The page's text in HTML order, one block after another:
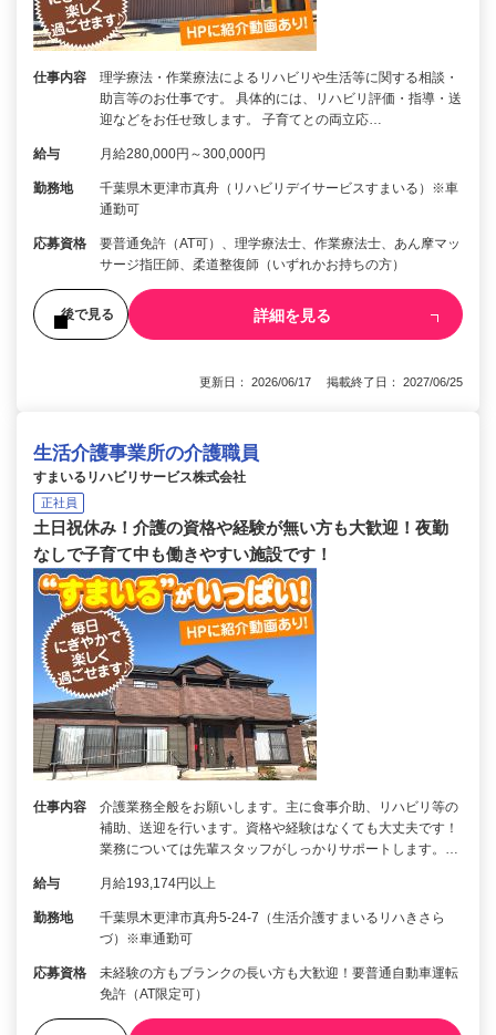
仕事内容
理学療法・作業療法によるリハビリや生活等に関する相談・
助言等のお仕事です。 具体的には、リハビリ評価・指導・送
迎などをお任せ致します。 子育てとの両立応…
給与 月給280,000円～300,000円
勤務地
千葉県木更津市真舟（リハビリデイサービスすまいる）※車
通勤可
応募資格
要普通免許（AT可）、理学療法士、作業療法士、あん摩マッ
サージ指圧師、柔道整復師（いずれかお持ちの方）
後で見る 詳細を見る
更新日： 2026/06/17 掲載終了日： 2027/06/25
生活介護事業所の介護職員
すまいるリハビリサービス株式会社
正社員
土日祝休み！介護の資格や経験が無い方も大歓迎！夜勤
なしで子育て中も働きやすい施設です！
仕事内容
介護業務全般をお願いします。主に食事介助、リハビリ等の
補助、送迎を行います。資格や経験はなくても大丈夫です！
業務については先輩スタッフがしっかりサポートします。…
給与 月給193,174円以上
勤務地
千葉県木更津市真舟5-24-7（生活介護すまいるリハきさら
づ）※車通勤可
応募資格
未経験の方もブランクの長い方も大歓迎！要普通自動車運転
免許（AT限定可）